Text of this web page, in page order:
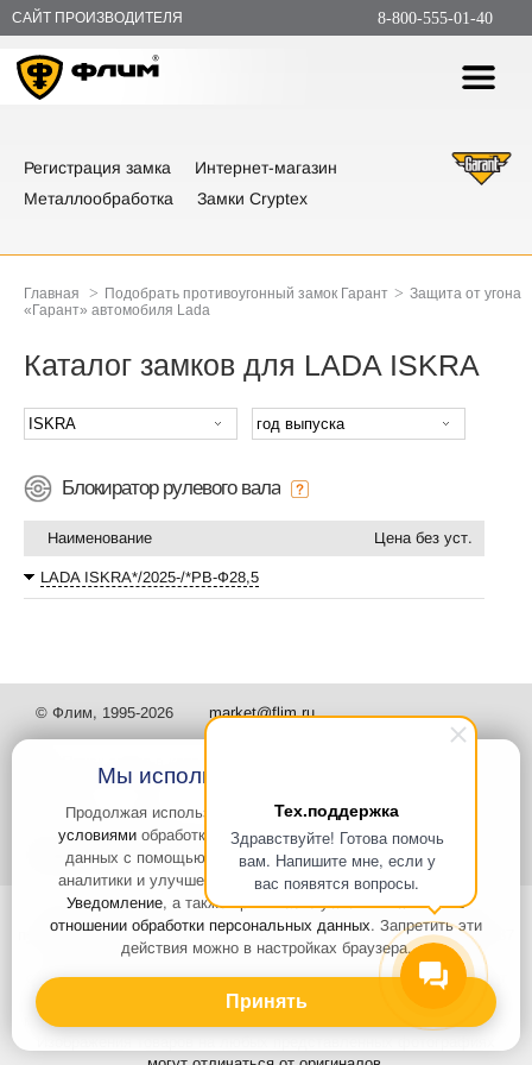
Тех.поддержка
Здравствуйте! Готова помочь
вам. Напишите мне, если у
вас появятся вопросы.
САЙТ ПРОИЗВОДИТЕЛЯ 8-800-555-01-40
Регистрация замка
Интернет-магазин
Металлообработка
Замки Cryptex
Главная > Подобрать противоугонный замок Гарант > Защита от угона
«Гарант» автомобиля Lada
Каталог замков для LADA ISKRA
Блокиратор рулевого вала
Наименование Цена без уст.
LADA ISKRA*/2025-/*РВ-Ф28,5
© Флим, 1995-2026 market@flim.ru
Задать вопрос Контакты
Интернет-сайт носит информационный характер и не является
публичной офертой, которая определяется положениями статьи 437
Гражданского кодекса РФ. Информация о характеристиках и
стоимости товаров, указанных на сайте, условия доставки может
быть изменена в одностороннем порядке. Информация по ценам,
может отличаться от фактической, к моменту оформления заказа.
Мы используем файлы Cookies
Продолжая использовать наш сайт, высоглашаетесь с
условиями обработки cookie-файлов и пользовательских
данных с помощью Яндекс.Метрика, необходимых для
аналитики и улучшения качества работы сайта и сервиса
Уведомление, а также принимаете условияПолитики в
отношении обработки персональных данных. Запретить эти
действия можно в настройках браузера.
Принять